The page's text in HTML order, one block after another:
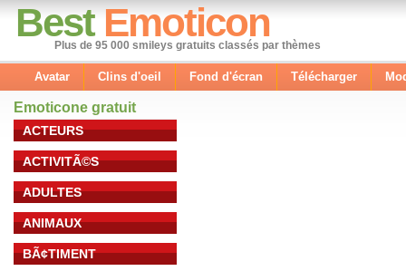
Best Emoticon
Plus de 95 000 smileys gratuits classés par thèmes
Avatar Clins d'oeil Fond d'écran Télécharger
Emoticone gratuit
ACTEURS
ACTIVITÃ©S
ADULTES
ANIMAUX
BÃ¢TIMENT